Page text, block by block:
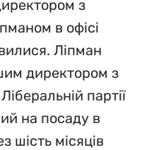
з
в офісі
Ліпман
директором з
партії
на посаду в
шість місяців